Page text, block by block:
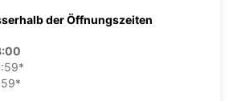
der Öffnungszeiten